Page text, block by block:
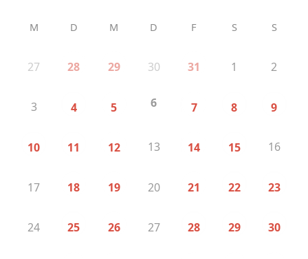
M D M D F S S
27 28 29 30 31 1 2
3 4 5 6 7 8 9
10 11 12 13 14 15 16
17 18 19 20 21 22 23
24 25 26 27 28 29 30